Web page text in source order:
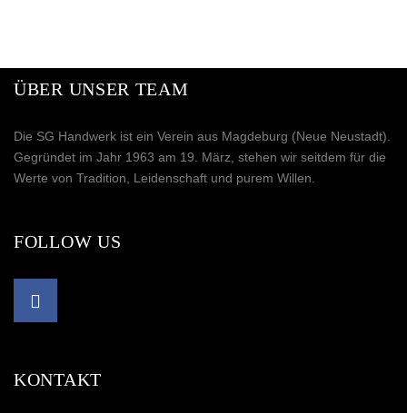
ÜBER UNSER TEAM
Die SG Handwerk ist ein Verein aus Magdeburg (Neue Neustadt).
Gegründet im Jahr 1963 am 19. März, stehen wir seitdem für die
Werte von Tradition, Leidenschaft und purem Willen.
FOLLOW US
KONTAKT